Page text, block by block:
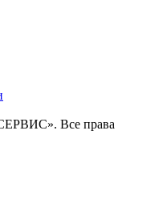
Все права